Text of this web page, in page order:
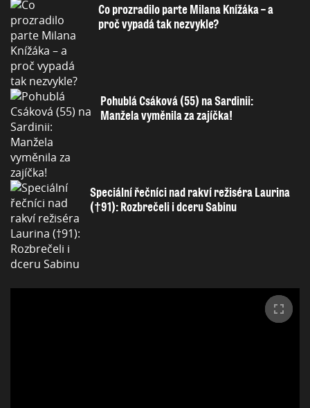
Co prozradilo parte Milana Knížáka – a
proč vypadá tak nezvykle?
Pohublá Csáková (55) na Sardinii:
Manžela vyměnila za zajíčka!
Speciální řečníci nad rakví režiséra Laurina
(†91): Rozbrečeli i dceru Sabinu